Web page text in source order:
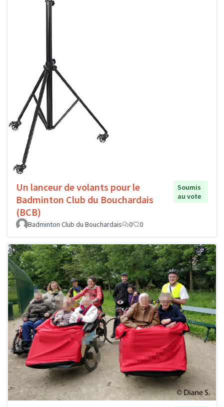
Un lanceur de volants pour le
Badminton Club du Bouchardais
(BCB)
Soumis
au vote
Badminton Club du Bouchardais 0 0